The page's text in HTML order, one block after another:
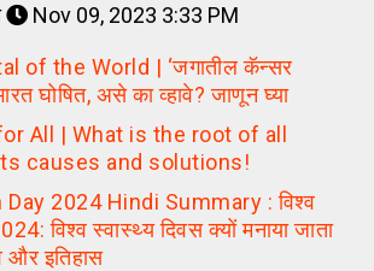
Nov 09, 2023 3:33 PM
of the World | ‘जगातील कॅन्सर
घोषित, असे का व्हावे? जाणून घ्या
All | What is the root of all
causes and solutions!
2024 Hindi Summary : विश्व
विश्व स्वास्थ्य दिवस क्यों मनाया जाता
और इतिहास